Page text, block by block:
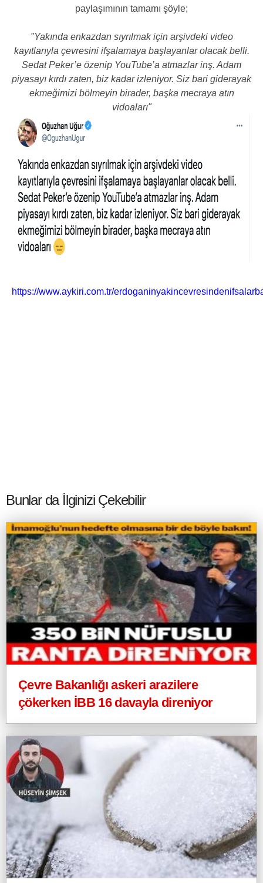
paylaşımının tamamı şöyle;
"Yakında enkazdan sıyrılmak için arşivdeki video
kayıtlarıyla çevresini ifşalamaya başlayanlar olacak belli.
Sedat Peker’e özenip YouTube’a atmazlar inş. Adam
piyasayı kırdı zaten, biz kadar izleniyor. Siz bari giderayak
ekmeğimizi bölmeyin birader, başka mecraya atın
vidoaları"
https://www.aykiri.com.tr/
Bunlar da İlginizi Çekebilir
Çevre Bakanlığı askeri arazilere
çökerken İBB 16 davayla direniyor